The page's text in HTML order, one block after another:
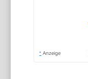
* Anzeige